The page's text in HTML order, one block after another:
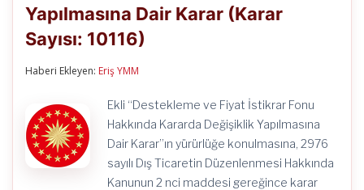
Kararda
Sayısı:
10116)
için
Yapılmasına Dair Karar (Karar
Sayısı: 10116)
Haberi Ekleyen: Eriş YMM
Ekli “Destekleme ve Fiyat İstikrar Fonu
Hakkında Kararda Değişiklik Yapılmasına
Dair Karar”ın yürürlüğe konulmasına, 2976
sayılı Dış Ticaretin Düzenlenmesi Hakkında
Kanunun 2 nci maddesi gereğince karar